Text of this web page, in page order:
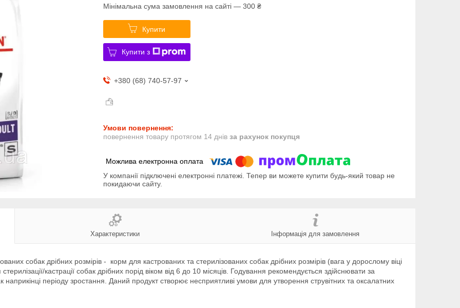
Мінімальна сума замовлення на сайті — 300 ₴
Купити
Купити з
+380 (68) 740-57-97
повернення товару протягом 14 днів за рахунок покупця
У компанії підключені електронні платежі. Тепер ви можете купити будь-який товар не
покидаючи сайту.
Характеристики Інформація для замовлення
собак дрібних розмірів - корм для кастрованих та стерилізованих собак дрібних розмірів (вага у дорослому віці
кастрації собак дрібних порід віком від 6 до 10 місяців. Годування рекомендується здійснювати за
періоду зростання. Даний продукт створює несприятливі умови для утворення струвітних та оксалатних